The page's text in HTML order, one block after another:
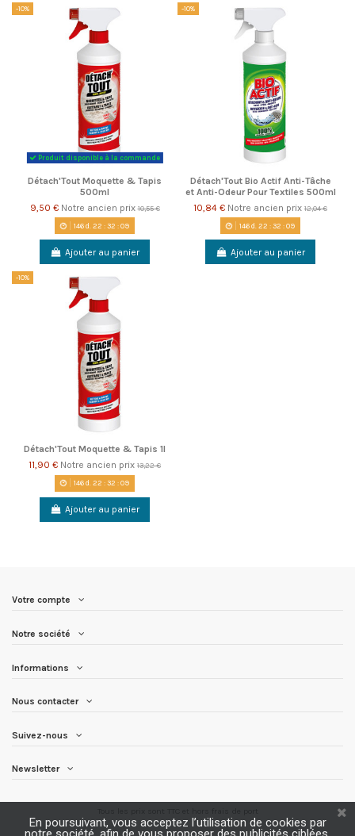
-10%
Produit disponible à la commande
Détach'Tout Moquette & Tapis
500ml
9,50 € Notre ancien prix10,55 €
146d. 22 :32 :09
Ajouter au panier
-10%
Détach'Tout Bio Actif Anti-Tâche
et Anti-Odeur Pour Textiles 500ml
10,84 € Notre ancien prix 12,04 €
146d. 22 :32 :09
Ajouter au panier
-10%
Détach'Tout Moquette & Tapis 1l
11,90 € Notre ancien prix 13,22 €
146d.22 :32 :09
Ajouter au panier
Votre compte
Notre société
Informations
Nous contacter
Suivez-nous
Newsletter
En poursuivant, vous acceptez l’utilisation de cookies par